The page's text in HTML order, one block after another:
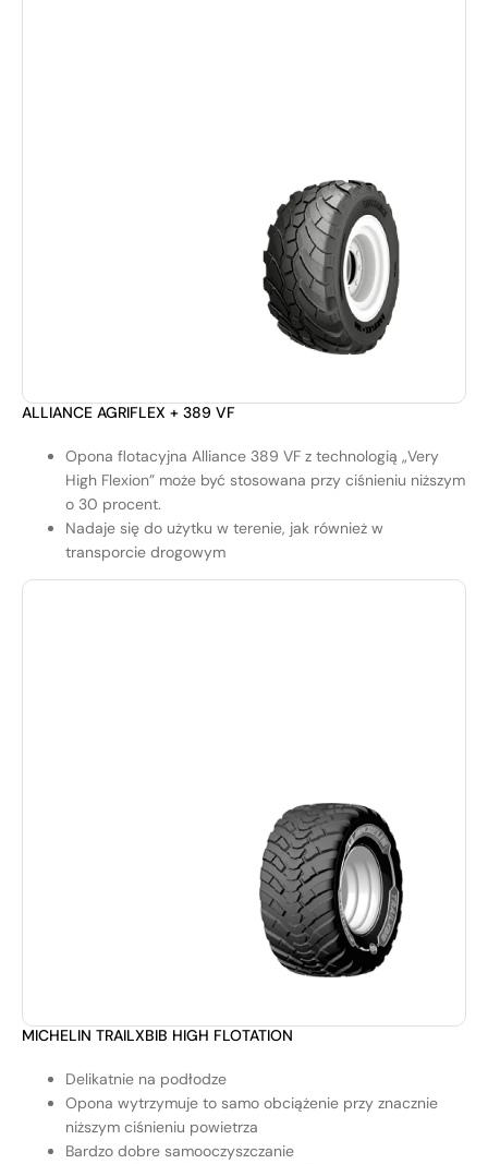
ALLIANCE AGRIFLEX + 389 VF
Opona flotacyjna Alliance 389 VF z technologią „Very
High Flexion” może być stosowana przy ciśnieniu niższym
o 30 procent.
Nadaje się do użytku w terenie, jak również w
transporcie drogowym
MICHELIN TRAILXBIB HIGH FLOTATION
Delikatnie na podłodze
Opona wytrzymuje to samo obciążenie przy znacznie
niższym ciśnieniu powietrza
Bardzo dobre samooczyszczanie